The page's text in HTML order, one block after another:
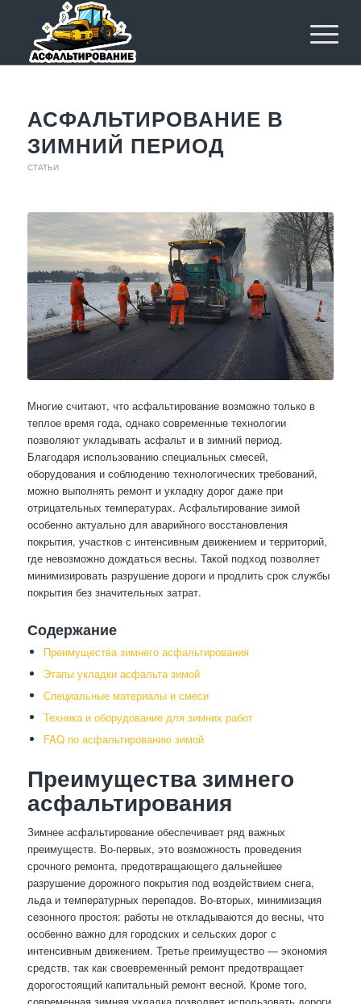
АСФАЛЬТИРОВАНИЕ В
ЗИМНИЙ ПЕРИОД
СТАТЬИ
Многие считают, что асфальтирование возможно только в
теплое время года, однако современные технологии
позволяют укладывать асфальт и в зимний период.
Благодаря использованию специальных смесей,
оборудования и соблюдению технологических требований,
можно выполнять ремонт и укладку дорог даже при
отрицательных температурах. Асфальтирование зимой
особенно актуально для аварийного восстановления
покрытия, участков с интенсивным движением и территорий,
где невозможно дождаться весны. Такой подход позволяет
минимизировать разрушение дороги и продлить срок службы
покрытия без значительных затрат.
Содержание
Преимущества зимнего асфальтирования
Этапы укладки асфальта зимой
Специальные материалы и смеси
Техника и оборудование для зимних работ
FAQ по асфальтированию зимой
Преимущества зимнего
асфальтирования
Зимнее асфальтирование обеспечивает ряд важных
преимуществ. Во-первых, это возможность проведения
срочного ремонта, предотвращающего дальнейшее
разрушение дорожного покрытия под воздействием снега,
льда и температурных перепадов. Во-вторых, минимизация
сезонного простоя: работы не откладываются до весны, что
особенно важно для городских и сельских дорог с
интенсивным движением. Третье преимущество — экономия
средств, так как своевременный ремонт предотвращает
дорогостоящий капитальный ремонт весной. Кроме того,